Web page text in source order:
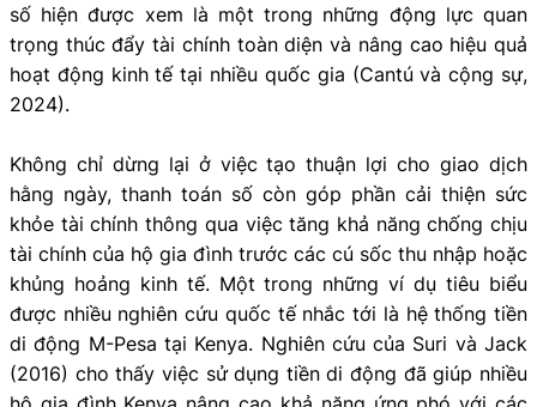
số hiện được xem là một trong những động lực quan
trọng thúc đẩy tài chính toàn diện và nâng cao hiệu quả
hoạt động kinh tế tại nhiều quốc gia (Cantú và cộng sự,
2024).
Không chỉ dừng lại ở việc tạo thuận lợi cho giao dịch
hằng ngày, thanh toán số còn góp phần cải thiện sức
khỏe tài chính thông qua việc tăng khả năng chống chịu
tài chính của hộ gia đình trước các cú sốc thu nhập hoặc
khủng hoảng kinh tế. Một trong những ví dụ tiêu biểu
được nhiều nghiên cứu quốc tế nhắc tới là hệ thống tiền
di động M-Pesa tại Kenya. Nghiên cứu của Suri và Jack
(2016) cho thấy việc sử dụng tiền di động đã giúp nhiều